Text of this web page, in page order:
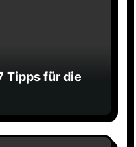
Tipps für die